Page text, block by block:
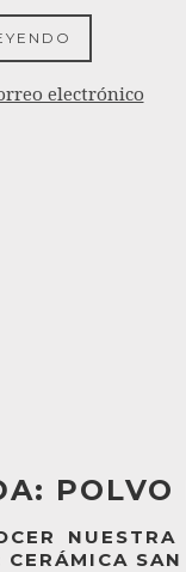
electrónico
POLVO
NUESTRA
CERÁMICA